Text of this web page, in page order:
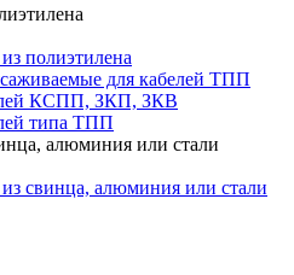
полиэтилена
для кабелей ТПП
КСПП, ЗКП, ЗКВ
типа ТПП
алюминия или стали
свинца, алюминия или стали